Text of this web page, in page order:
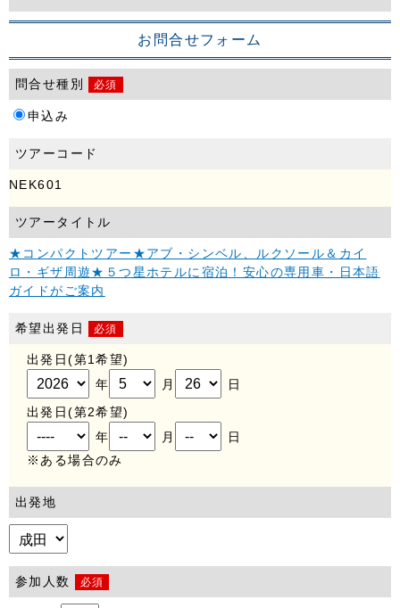
■サーバー不正アクセス対応について
当社サイトは、サーバーへの外部からの不正アクセスを防止する為
に最善の処置を施しております。
当社サイトは、お客様がネットで送信される情報を暗号化して保護
するためのSSL（Secure Sockets Layer）に対応しております。
当社のホームページの利用はお客様の責任において行われるものと
当社ホームページ及び当社ホームページを通じてアクセスできる他
ゆる損害に関して当社は一切の責任を負いません。
■個人情報に関するお問合せ
当社のプライバシーポリシー（個人情報保護）に関するご意見やご
質問は下記までお問合せ下さい。
mailto:info@ats-hj.com
電話：03-6432-9234
お問合せフォーム
問合せ種別 必須
申込み
ツアーコード
NEK601
ツアータイトル
★コンパクトツアー★アブ・シンベル、ルクソール＆カイ
ロ・ギザ周遊★５つ星ホテルに宿泊！安心の専用車・日本語
ガイドがご案内
希望出発日 必須
出発日(第1希望)
年
月
日
出発日(第2希望)
年
月
日
※ある場合のみ
出発地
参加人数 必須